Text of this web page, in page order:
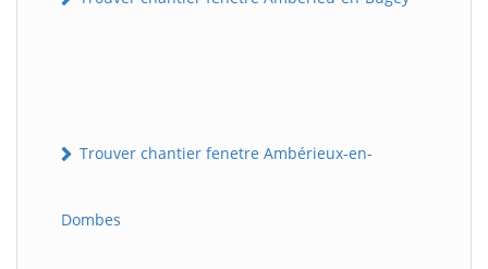
Trouver chantier fenetre Ambérieux-en-
Dombes